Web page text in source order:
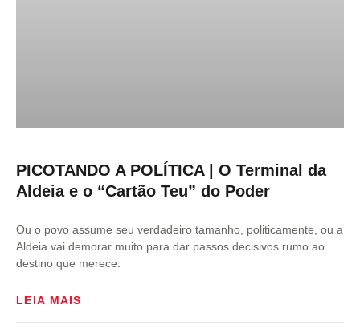
PICOTANDO A POLÍTICA | O Terminal da
Aldeia e o “Cartão Teu” do Poder
Ou o povo assume seu verdadeiro tamanho, politicamente, ou a
Aldeia vai demorar muito para dar passos decisivos rumo ao
destino que merece.
LEIA MAIS